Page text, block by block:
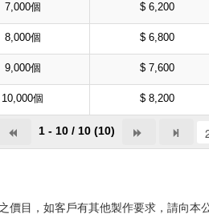
7,000個 $ 6,200
8,000個 $ 6,800
9,000個 $ 7,600
10,000個 $ 8,200
1 - 10 / 10 (10)
價目，如客戶有其他製作要求，請向本